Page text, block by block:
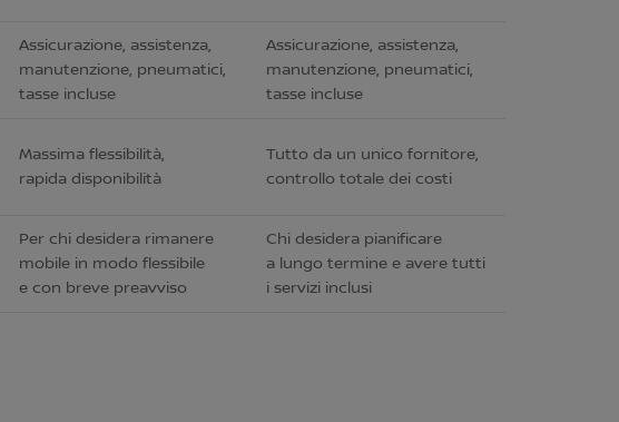
Assicurazione, assistenza,
manutenzione, pneumatici,
tasse incluse
Assicurazione, assistenza,
manutenzione, pneumatici,
tasse incluse
Massima flessibilità,
rapida disponibilità
Tutto da un unico fornitore,
controllo totale dei costi
Per chi desidera rimanere
mobile in modo flessibile
e con breve preavviso
Chi desidera pianificare
a lungo termine e avere tutti
i servizi inclusi